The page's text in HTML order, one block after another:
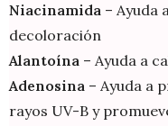
Niacinamida – Ayuda
decoloración
Alantoína – Ayuda a
Adenosina – Ayuda a
rayos UV-B y